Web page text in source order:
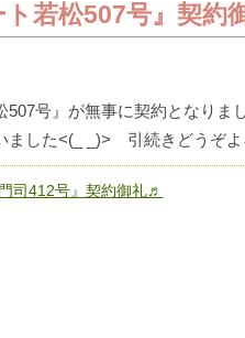
ト若松507号』契約
507号』が無事に契約となりま
ました<(_ _)> 引続きどうぞ
司412号』契約御礼♬